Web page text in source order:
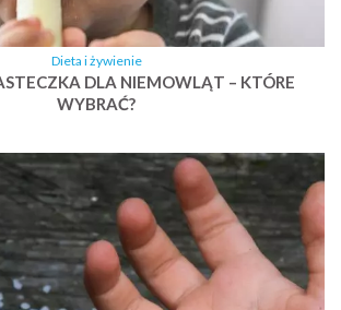
Dieta i żywienie
DLA NIEMOWLĄT – KTÓRE
WYBRAĆ?